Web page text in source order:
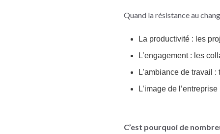
Quand la résistance au
La productivité : les
L’engagement : les
L’ambiance de travail
L’image de
C’est pourquoi de